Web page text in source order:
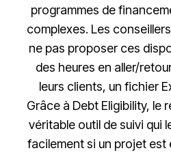
programmes de
complexes. Les
ne pas proposer ces
des heures en aller/
leurs clients, un fichier
Grâce à Debt Eligibility, le
véritable outil de suivi qui
facilement si un projet est